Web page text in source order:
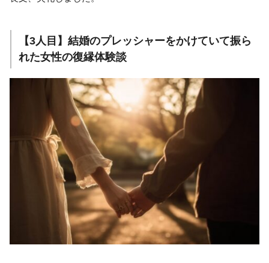
【3人目】結婚のプレッシャーをかけていて振ら
れた女性の復縁体験談